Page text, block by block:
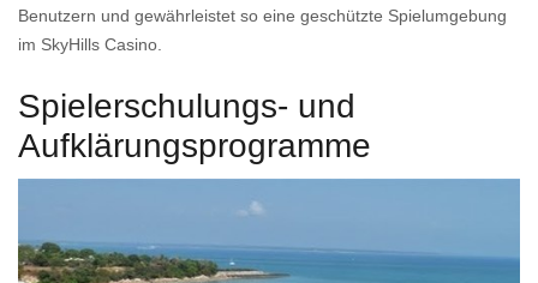
Benutzern und gewährleistet so eine geschützte Spielumgebung
im SkyHills Casino.
Spielerschulungs- und
Aufklärungsprogramme